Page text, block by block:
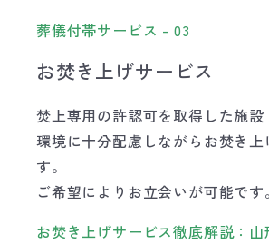
葬儀付帯サービス - 03
お焚き上げサービス
焚上専用の許認可を取得した施設
環境に十分配慮しながらお焚き上
す。
ご希望によりお立会いが可能です。
お焚き上げサービス徹底解説：